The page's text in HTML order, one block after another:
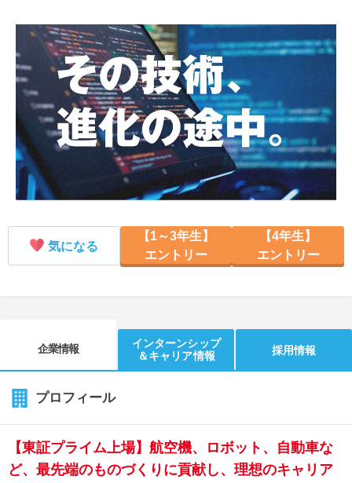
適職診断
あなたに合う仕事を診断！
就活チャンネル
動画で対策講座をチェック
就活ニュースペーパー
就活時事ニュースを更新
よくある質問
不明点があればこちら
気になる
【1～3年生】
エントリー
【4年生】
エントリー
企業情報
インターンシップ
＆キャリア情報
採用情報
プロフィール
【東証プライム上場】航空機、ロボット、自動車な
ど、最先端のものづくりに貢献し、理想のキャリア